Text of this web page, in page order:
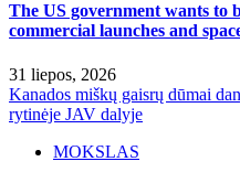
The US government wants to
commercial launches and
31 liepos, 2026
Kanados miškų gaisrų dūmai
rytinėje JAV dalyje
MOKSLAS